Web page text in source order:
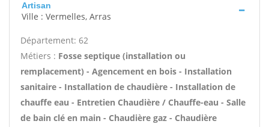
Artisan
Ville : Vermelles, Arras
Département: 62
Métiers : Fosse septique (installation ou
remplacement) - Agencement en bois - Installation
sanitaire - Installation de chaudière - Installation de
chauffe eau - Entretien Chaudière / Chauffe-eau - Salle
de bain clé en main - Chaudière gaz - Chaudière